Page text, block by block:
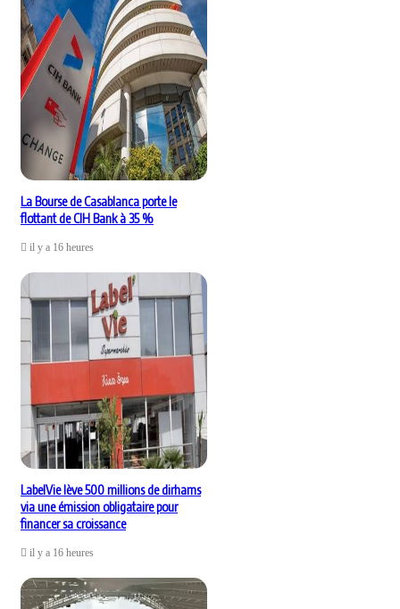
La Bourse de Casablanca porte le
flottant de CIH Bank à 35 %
il y a 16 heures
LabelVie lève 500 millions de dirhams
via une émission obligataire pour
financer sa croissance
il y a 16 heures